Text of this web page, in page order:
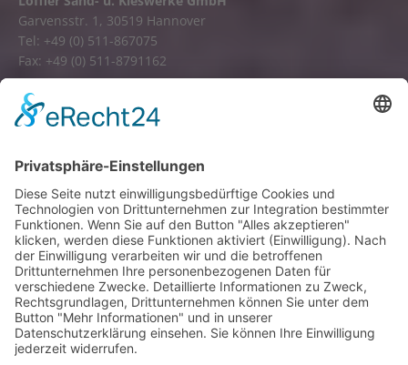
Garvensstr. 1, 30519 Hannover
Tel: +49 (0) 511-867075
Fax: +49 (0) 511-8791162
E-Mail: